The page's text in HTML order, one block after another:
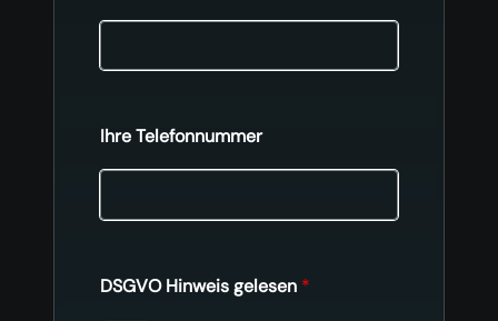
Ihre Telefonnummer
DSGVO Hinweis gelesen *